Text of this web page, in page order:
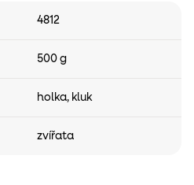
4812
500 g
holka, kluk
zvířata